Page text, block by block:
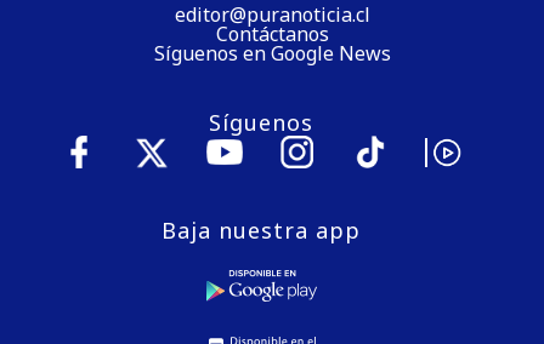
editor@puranoticia.cl
Contáctanos
Síguenos en Google News
Síguenos
Baja nuestra app